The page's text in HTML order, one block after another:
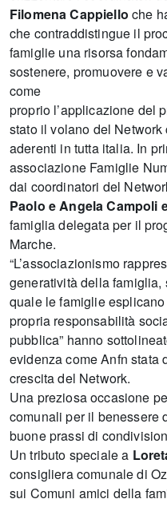
Filomena Cappiello che
che contraddistingue il
famiglie una risorsa
sostenere, promuovere e
come
proprio l’applicazione del
stato il volano del
aderenti in tutta italia. In
associazione Famiglie
dai coordinatori del
Paolo e Angela Campoli
famiglia delegata per il
Marche.
“L’associazionismo
generatività della
quale le famiglie
propria responsabilità
pubblica” hanno
evidenza come Anfn stata
crescita del Network.
Una preziosa occasione
comunali per il benessere
buone prassi di
Un tributo speciale a
consigliera comunale di
sui Comuni amici della